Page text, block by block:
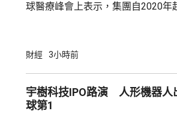
球醫療峰會上表示，集團自2020年
美團提供全時段的服務保障，截至
療服務變成主動運作，能感知更多
判，幫助用戶做好健康管理。他又
財經 3小時前
宇樹科技IPO路演 人形機器人
球第1